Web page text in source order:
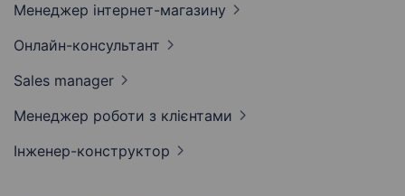
Менеджер інтернет-магазину
Онлайн-консультант
Sales manager
Менеджер роботи з клієнтами
Інженер-конструктор